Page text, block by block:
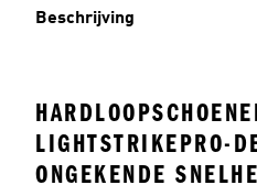
Beschrijving
LIGHTSTRIKEPRO-
ONGEKENDE